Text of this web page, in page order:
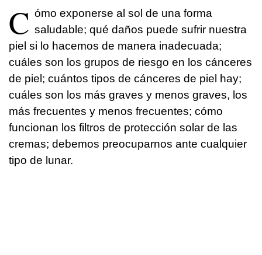
C ómo exponerse al sol de una forma
saludable; qué daños puede sufrir nuestra
piel si lo hacemos de manera inadecuada;
cuáles son los grupos de riesgo en los cánceres
de piel; cuántos tipos de cánceres de piel hay;
cuáles son los más graves y menos graves, los
más frecuentes y menos frecuentes; cómo
funcionan los filtros de protección solar de las
cremas; debemos preocuparnos ante cualquier
tipo de lunar.